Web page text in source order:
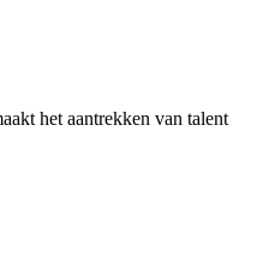
het aantrekken van talent